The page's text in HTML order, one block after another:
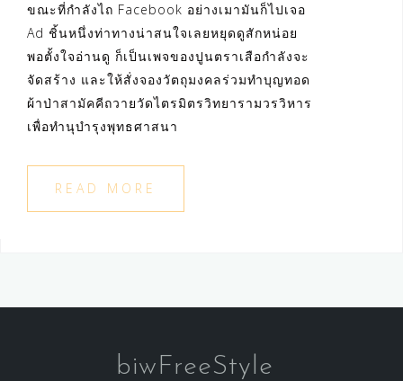
ขณะที่กำลังไถ Facebook อย่างเมามันก็ไปเจอ
Ad ชิ้นหนึ่งท่าทางน่าสนใจเลยหยุดดูสักหน่อย
พอตั้งใจอ่านดู ก็เป็นเพจของปูนตราเสือกำลังจะ
จัดสร้าง และให้สั่งจองวัตถุมงคลร่วมทำบุญทอด
ผ้าป่าสามัคคีถวายวัดไตรมิตรวิทยารามวรวิหาร
เพื่อทำนุบำรุงพุทธศาสนา
READ MORE
biwFreeStyle